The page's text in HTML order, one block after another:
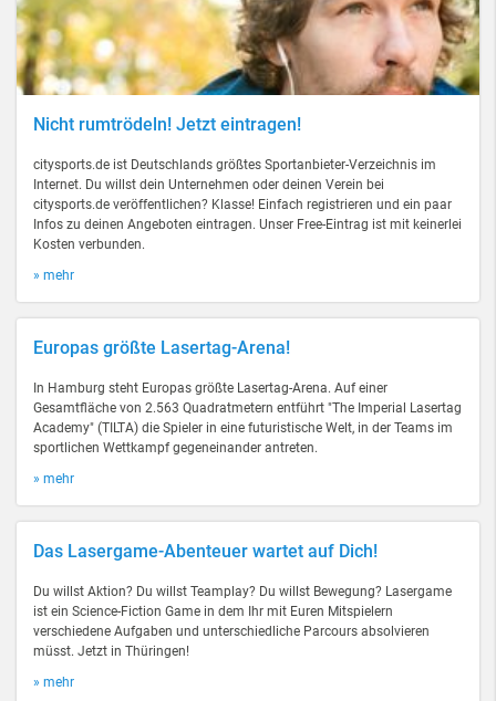
Nicht rumtrödeln! Jetzt eintragen!
citysports.de ist Deutschlands größtes Sportanbieter-Verzeichnis im
Internet. Du willst dein Unternehmen oder deinen Verein bei
citysports.de veröffentlichen? Klasse! Einfach registrieren und ein paar
Infos zu deinen Angeboten eintragen. Unser Free-Eintrag ist mit keinerlei
Kosten verbunden.
» mehr
Europas größte Lasertag-Arena!
In Hamburg steht Europas größte Lasertag-Arena. Auf einer
Gesamtfläche von 2.563 Quadratmetern entführt "The Imperial Lasertag
Academy" (TILTA) die Spieler in eine futuristische Welt, in der Teams im
sportlichen Wettkampf gegeneinander antreten.
» mehr
Das Lasergame-Abenteuer wartet auf Dich!
Du willst Aktion? Du willst Teamplay? Du willst Bewegung? Lasergame
ist ein Science-Fiction Game in dem Ihr mit Euren Mitspielern
verschiedene Aufgaben und unterschiedliche Parcours absolvieren
müsst. Jetzt in Thüringen!
» mehr